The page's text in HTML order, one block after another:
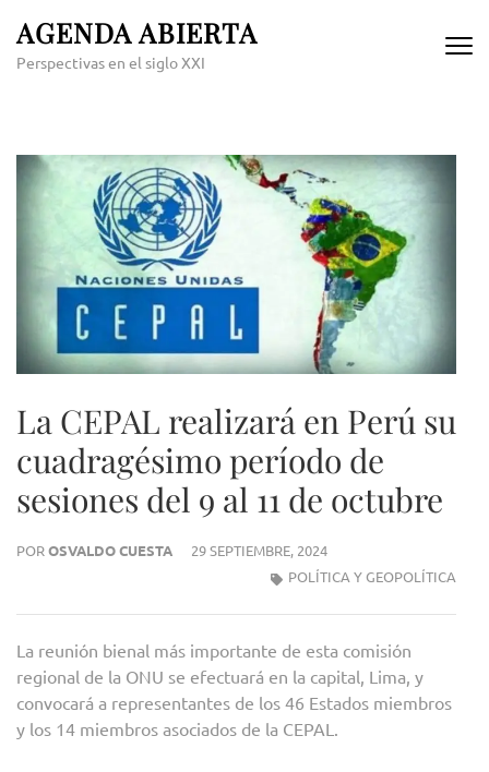
content
AGENDA ABIERTA
Perspectivas en el siglo XXI
La CEPAL realizará en Perú su
cuadragésimo período de
sesiones del 9 al 11 de octubre
POROSVALDO CUESTA
29 SEPTIEMBRE, 2024
POLÍTICA Y GEOPOLÍTICA
La reunión bienal más importante de esta comisión
regional de la ONU se efectuará en la capital, Lima, y
convocará a representantes de los 46 Estados miembros
y los 14 miembros asociados de la CEPAL.